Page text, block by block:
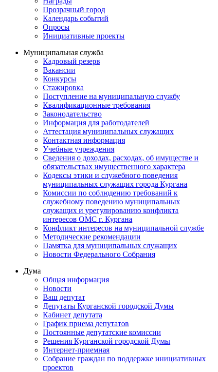
Прозрачный город
Календарь событий
Опросы
Инициативные проекты
Муниципальная служба
Кадровый резерв
Вакансии
Конкурсы
Стажировка
Поступление на муниципальную службу
Квалификационные требования
Законодательство
Информация для работодателей
Аттестация муниципальных служащих
Контактная информация
Учебные учреждения
Сведения о доходах, расходах, об имуществе и
обязательствах имущественного характера
Кодексы этики и служебного поведения
муниципальных служащих города Кургана
Комиссии по соблюдению требований к
служебному поведению муниципальных
служащих и урегулированию конфликта
интересов ОМС г. Кургана
Конфликт интересов на муниципальной службе
Методические рекомендации
Памятка для муниципальных служащих
Новости Федерального Cобрания
Дума
Общая информация
Новости
Ваш депутат
Депутаты Курганской городской Думы
Кабинет депутата
График приема депутатов
Постоянные депутатские комиссии
Решения Курганской городской Думы
Интернет-приемная
Собрание граждан по поддержке инициативных
проектов